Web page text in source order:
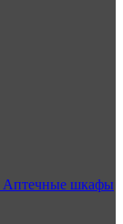
Аптечные шкафы